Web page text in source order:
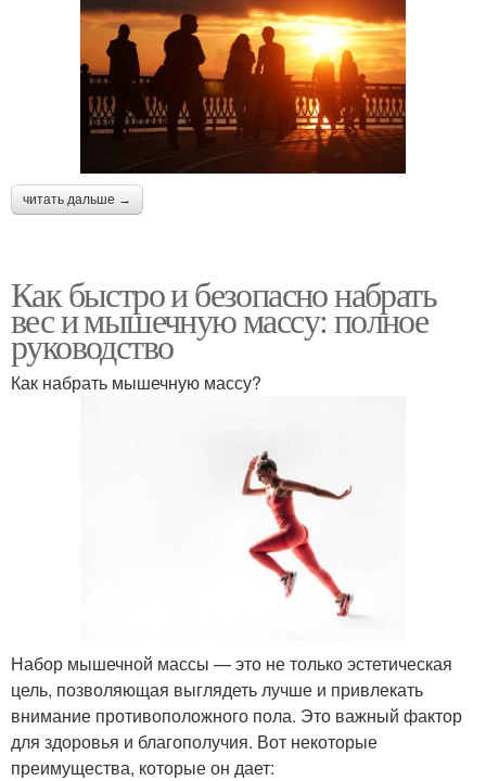
читать дальше →
Как быстро и безопасно набрать
вес и мышечную массу: полное
руководство
Как набрать мышечную массу?
Набор мышечной массы — это не только эстетическая
цель, позволяющая выглядеть лучше и привлекать
внимание противоположного пола. Это важный фактор
для здоровья и благополучия. Вот некоторые
преимущества, которые он дает: